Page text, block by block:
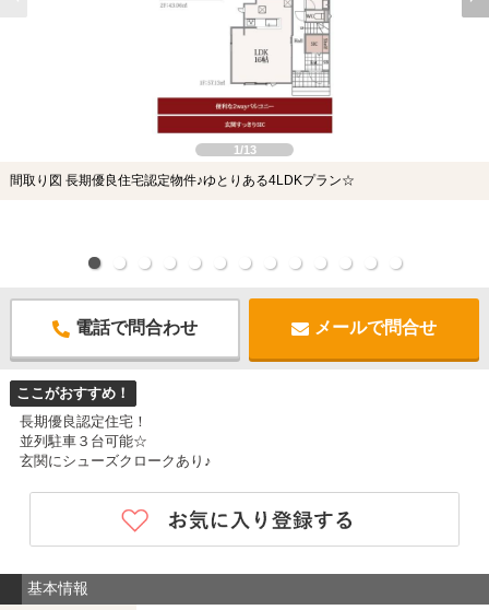
1/13
間取り図 長期優良住宅認定物件♪ゆとりある4LDKプラン☆
電話で問合わせ メールで問合せ
ここがおすすめ！
長期優良認定住宅！
並列駐車３台可能☆
玄関にシューズクロークあり♪
基本情報